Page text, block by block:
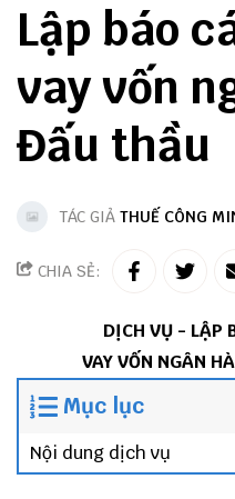
Lập báo
vay vốn
Đấu thầu
TÁC GIẢ THUẾ CÔNG
CHIA SẺ:
DỊCH VỤ - LẬP
VAY VỐN NGÂN
Mục lục
Nội dung dịch vụ